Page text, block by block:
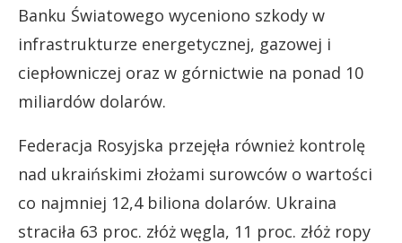
Banku Światowego wyceniono szkody w
infrastrukturze energetycznej, gazowej i
ciepłowniczej oraz w górnictwie na ponad 10
miliardów dolarów.
Federacja Rosyjska przejęła również kontrolę
nad ukraińskimi złożami surowców o wartości
co najmniej 12,4 biliona dolarów. Ukraina
straciła 63 proc. złóż węgla, 11 proc. złóż ropy